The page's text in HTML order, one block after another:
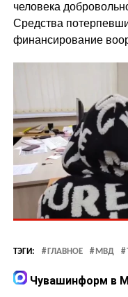
человека
Средства
финансирование
ТЭГИ: ГЛАВНОЕ МВД
Чувашинформ в